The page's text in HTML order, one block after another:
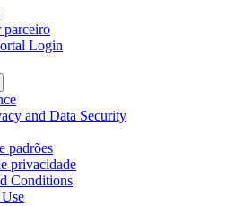
parceiro
Login
and Data Security
padrões
privacidade
Conditions